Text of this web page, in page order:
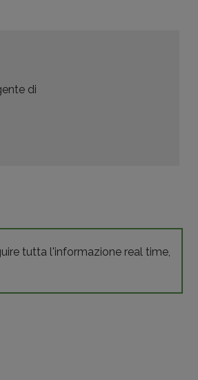
di
tutta l'informazione real time,